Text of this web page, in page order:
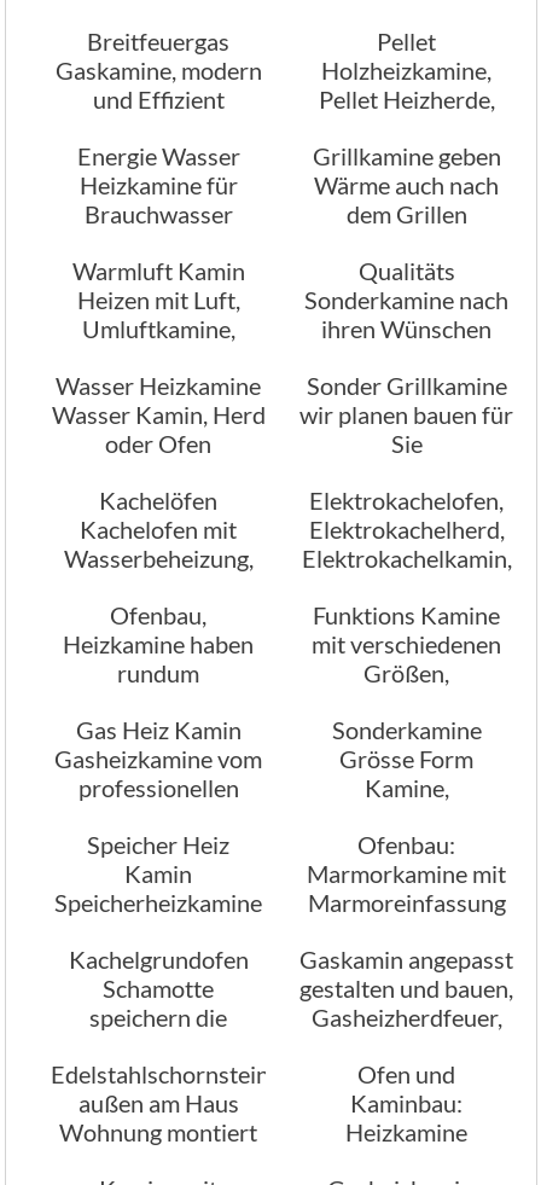
Breitfeuergas
Gaskamine, modern
und Effizient
Pellet
Holzheizkamine,
Pellet Heizherde,
Ofenbau München
Energie Wasser
Heizkamine für
Brauchwasser
Grillkamine geben
Wärme auch nach
dem Grillen
Warmluft Kamin
Heizen mit Luft,
Umluftkamine,
Holzofen,
Heiztechniken
Qualitäts
Sonderkamine nach
ihren Wünschen
Wasser Heizkamine
Wasser Kamin, Herd
oder Ofen
Sonder Grillkamine
wir planen bauen für
Sie
Kachelöfen
Kachelofen mit
Wasserbeheizung,
Ofenbauexperten
Elektrokachelofen,
Elektrokachelherd,
Elektrokachelkamin,
beheizt wird
Ofenbau,
Heizkamine haben
rundum
Funktions Kamine
mit verschiedenen
Größen,
Stromkamine,
Gaskamine,
Pelletkamine
Gas Heiz Kamin
Gasheizkamine vom
professionellen
Sonderkamine
Grösse Form
Kamine,
Speicher Heiz
Kamin
Speicherheizkamine
Ofenbau:
Marmorkamine mit
Marmoreinfassung
Kachelgrundofen
Schamotte
speichern die
Speichermasseofen
Gaskamin angepasst
gestalten und bauen,
Gasheizherdfeuer,
Edelstahlschornstein
außen am Haus
Wohnung montiert
Ofen und
Kaminbau:
Heizkamine